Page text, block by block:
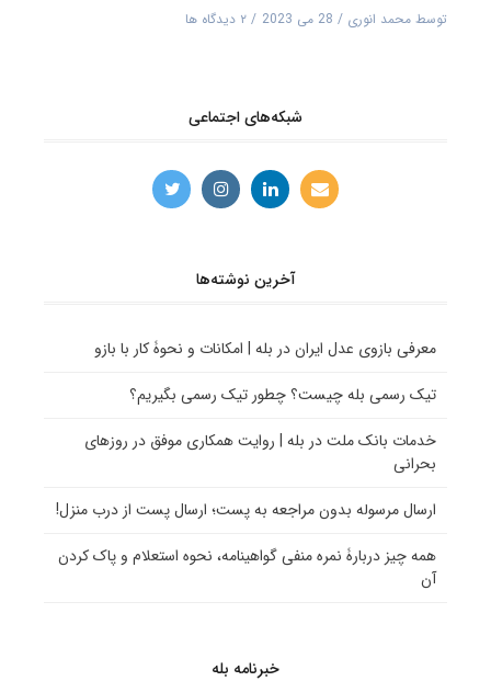
توسط محمد انوری 28 می 2023 ۲ دیدگاه ها
شبکه‌های اجتماعی
آخرین نوشته‌ها
معرفی بازوی عدل ایران در بله | امکانات و نحوۀ کار با بازو
تیک رسمی بله چیست؟ چطور تیک رسمی بگیریم؟
خدمات بانک ملت در بله | روایت همکاری موفق در روزهای
بحرانی
ارسال مرسوله بدون مراجعه به پست؛ ارسال پست از درب منزل!
همه چیز دربارۀ نمره منفی گواهینامه، نحوه استعلام و پاک کردن
آن
خبرنامه بله